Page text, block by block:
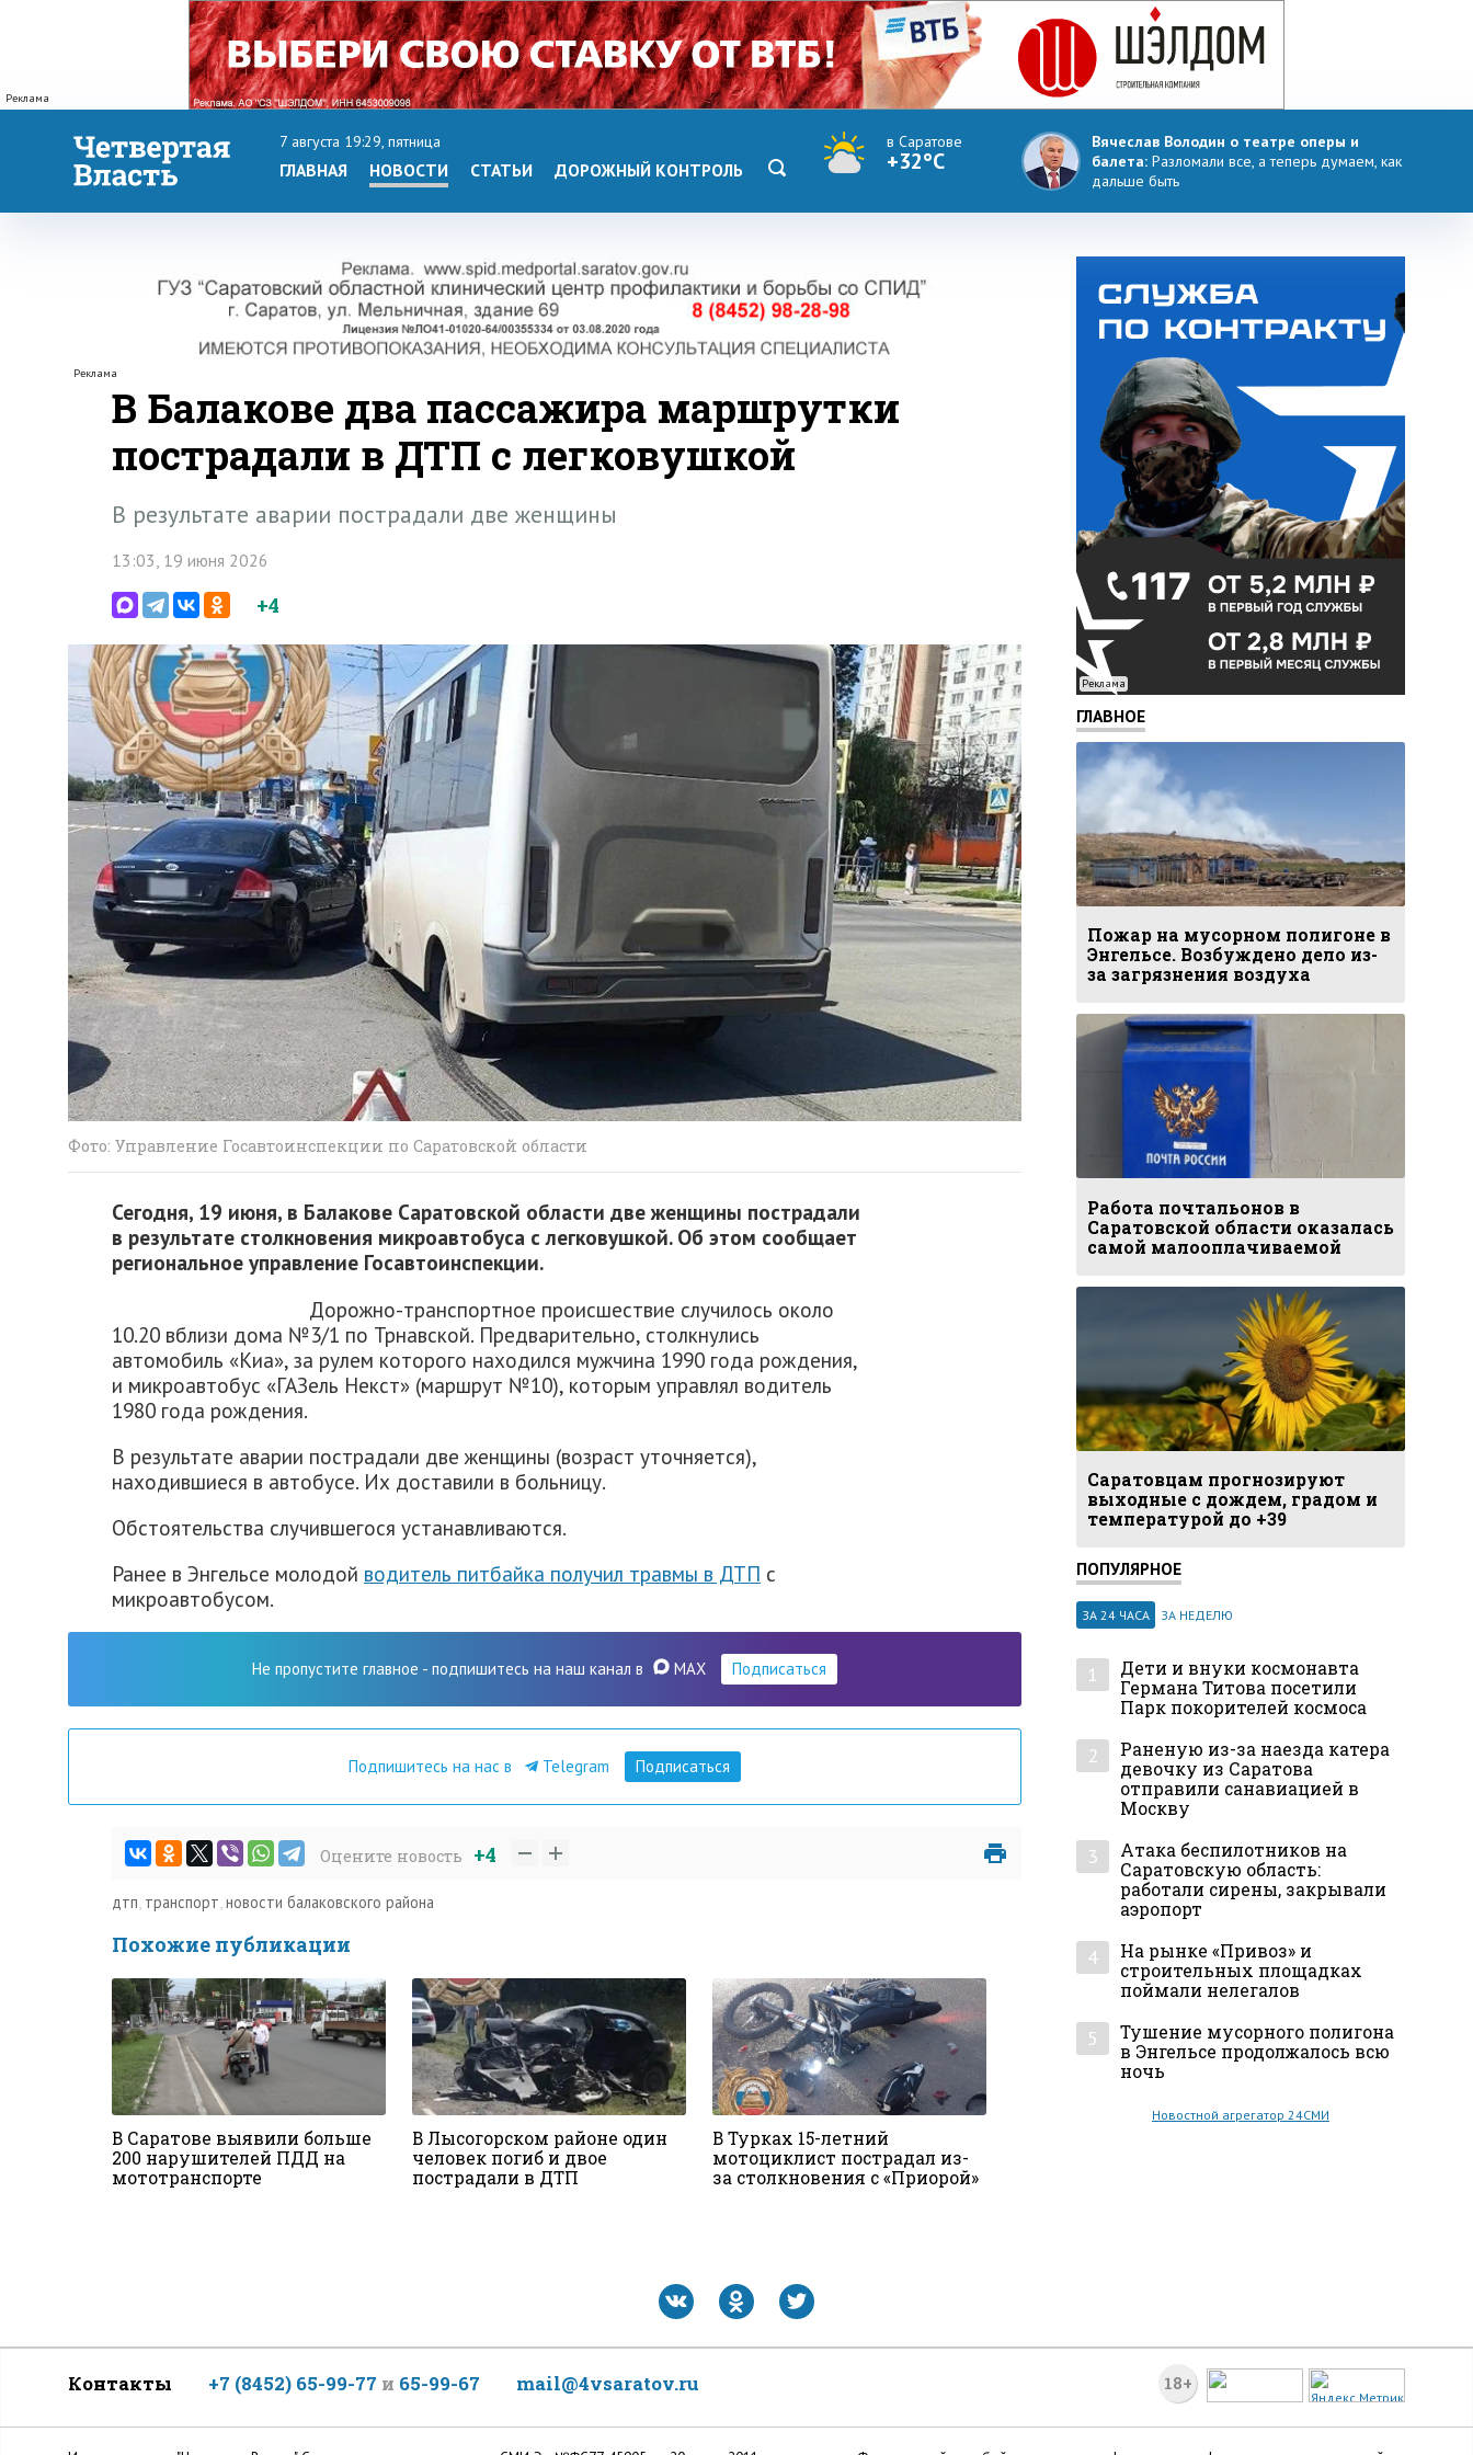
Реклама
7 августа 19:29, пятница
ГЛАВНАЯ НОВОСТИ СТАТЬИ ДОРОЖНЫЙ КОНТРОЛЬ
в Саратове
+32°C
Вячеслав Володин о театре оперы и
балета: Разломали все, а теперь думаем, как
дальше быть
Реклама
В Балакове два пассажира маршрутки
пострадали в ДТП с легковушкой
В результате аварии пострадали две женщины
13:03, 19 июня 2026
+4
Фото: Управление Госавтоинспекции по Саратовской области
Сегодня, 19 июня, в Балакове Саратовской области две женщины пострадали
в результате столкновения микроавтобуса с легковушкой. Об этом сообщает
региональное управление Госавтоинспекции.
Дорожно-транспортное происшествие случилось около
10.20 вблизи дома №3/1 по Трнавской. Предварительно, столкнулись
автомобиль «Киа», за рулем которого находился мужчина 1990 года рождения,
и микроавтобус «ГАЗель Некст» (маршрут №10), которым управлял водитель
1980 года рождения.
В результате аварии пострадали две женщины (возраст уточняется),
находившиеся в автобусе. Их доставили в больницу.
Обстоятельства случившегося устанавливаются.
Ранее в Энгельсе молодой водитель питбайка получил травмы в ДТП с
микроавтобусом.
Не пропустите главное - подпишитесь на наш канал в MAX Подписаться
Подпишитесь на нас в Telegram Подписаться
Оцените новость +4
дтп, транспорт,новости балаковского района
Похожие публикации
В Саратове выявили больше
200 нарушителей ПДД на
мототранспорте
В Лысогорском районе один
человек погиб и двое
пострадали в ДТП
В Турках 15-летний
мотоциклист пострадал из-
за столкновения с «Приорой»
Реклама
ГЛАВНОЕ
Пожар на мусорном полигоне в
Энгельсе. Возбуждено дело из-
за загрязнения воздуха
Работа почтальонов в
Саратовской области оказалась
самой малооплачиваемой
Саратовцам прогнозируют
выходные с дождем, градом и
температурой до +39
ПОПУЛЯРНОЕ
ЗА 24 ЧАСА ЗА НЕДЕЛЮ
1
Дети и внуки космонавта
Германа Титова посетили
Парк покорителей космоса
2
Раненую из-за наезда катера
девочку из Саратова
отправили санавиацией в
Москву
3
Атака беспилотников на
Саратовскую область:
работали сирены, закрывали
аэропорт
4
На рынке «Привоз» и
строительных площадках
поймали нелегалов
5
Тушение мусорного полигона
в Энгельсе продолжалось всю
ночь
Новостной агрегатор 24СМИ
18+
Контакты +7 (8452) 65-99-77 и 65-99-67 mail@4vsaratov.ru